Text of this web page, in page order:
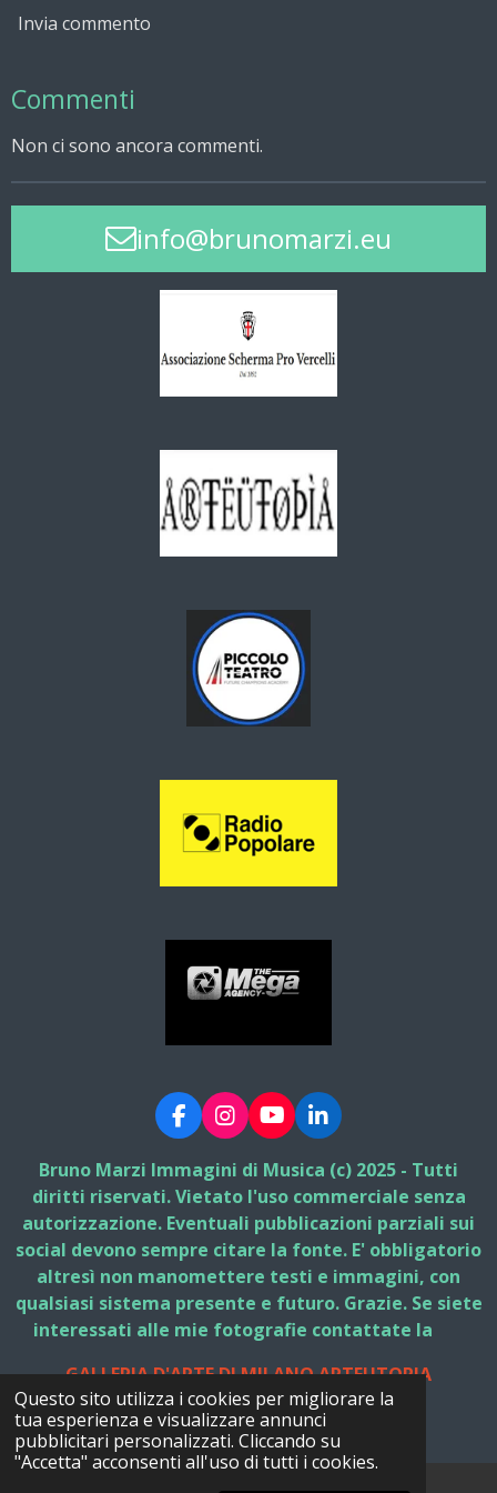
Questo sito utilizza i cookies per migliorare la
tua esperienza e visualizzare annunci
pubblicitari personalizzati. Cliccando su
"Accetta" acconsenti all'uso di tutti i cookies.
Invia commento
Commenti
Non ci sono ancora commenti.
info@brunomarzi.eu
F
a
c
e
b
o
o
k
I
n
s
t
a
g
r
a
m
Y
o
u
T
u
b
e
L
i
n
k
e
d
I
n
Bruno Marzi Immagini di Musica (c) 2025 - Tutti
diritti riservati. Vietato l'uso commerciale senza
autorizzazione. Eventuali pubblicazioni parziali sui
social devono sempre citare la fonte. E' obbligatorio
altresì non manomettere testi e immagini, con
qualsiasi sistema presente e futuro. Grazie. Se siete
interessati alle mie fotografie contattate la
GALLERIA D'ARTE DI MILANO ARTEUTOPIA
© 2025 - 2026 Bruno Marzi Immagini di Musica
Fornito daWebador